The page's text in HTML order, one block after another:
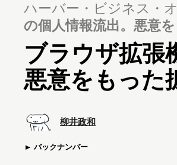
ハーバー・ビジネス・
の個人情報流出。悪意
ブラウザ拡張
悪意をもった
柳井政和
バックナンバー